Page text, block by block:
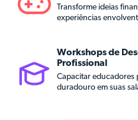
Transforme ideias
experiências
Workshops de
Profissional
Capacitar educadores
duradouro em suas